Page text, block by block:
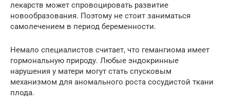
лекарств может спровоцировать развитие
новообразования. Поэтому не стоит заниматься
самолечением в период беременности.
Немало специалистов считает, что гемангиома имеет
гормональную природу. Любые эндокринные
нарушения у матери могут стать спусковым
механизмом для аномального роста сосудистой ткани
плода.